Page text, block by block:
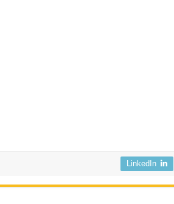
LinkedIn